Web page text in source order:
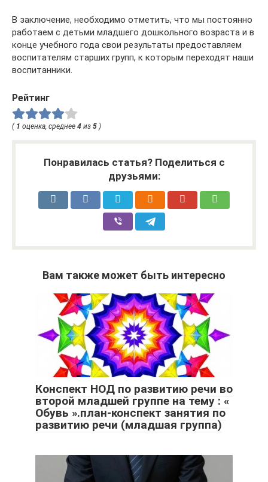
В заключение, необходимо отметить, что мы постоянно
работаем с детьми младшего дошкольного возраста и в
конце учебного года свои результаты предоставляем
воспитателям старших групп, к которым переходят наши
воспитанники.
Рейтинг
( 1 оценка, среднее 4 из 5 )
Понравилась статья? Поделиться с
друзьями:
Вам также может быть интересно
Конспект НОД по развитию речи во
второй младшей группе на тему : «
Обувь ».план-конспект занятия по
развитию речи (младшая группа)